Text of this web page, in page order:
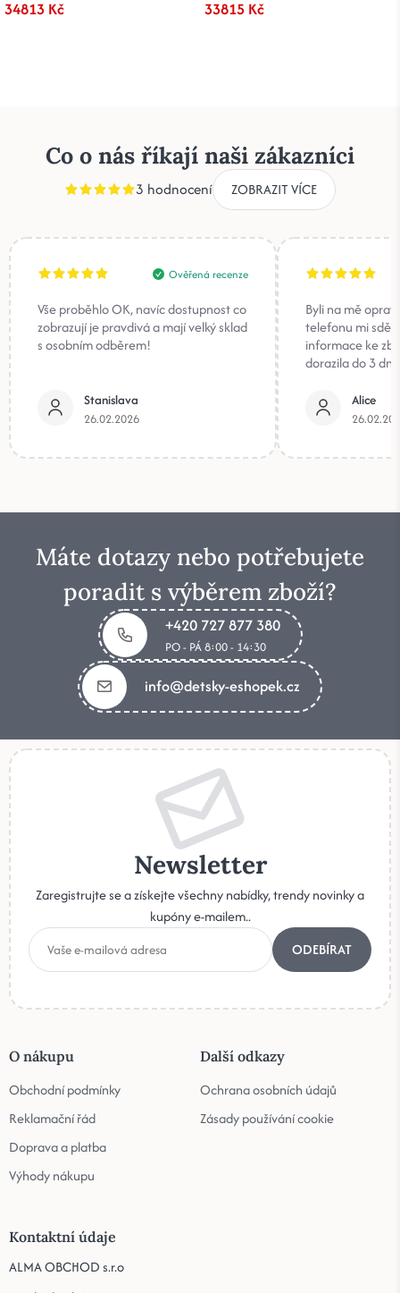
34813 Kč 33815 Kč
Co o nás říkají naši zákazníci
3 hodnocení ZOBRAZIT VÍCE
Ověřená recenze
Vše proběhlo OK, navíc dostupnost co
zobrazují je pravdivá a mají velký sklad
s osobním odběrem!
Stanislava
26.02.2026
Byli na mě
telefonu mi
informace ke
dorazila do 3
Alice
Máte dotazy nebo potřebujete
poradit s výběrem zboží?
+420 727 877 380
PO - PÁ 8:00 - 14:30
info@detsky-eshopek.cz
Newsletter
Zaregistrujte se a získejte všechny nabídky, trendy novinky a
kupóny e-mailem..
ODEBÍRAT
O nákupu
Obchodní podmínky
Reklamační řád
Doprava a platba
Výhody nákupu
Další odkazy
Ochrana osobních údajů
Zásady používání cookie
Kontaktní údaje
ALMA OBCHOD s.r.o